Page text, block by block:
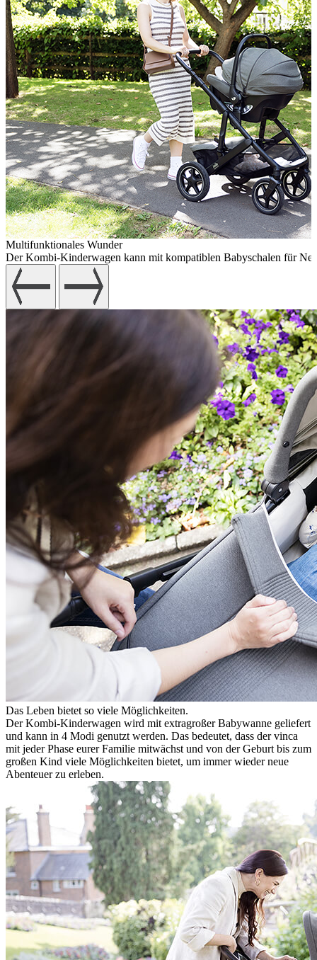
Multifunktionales Wunder
Der Kombi-Kinderwagen kann mit kompatiblen Babyschalen für
Das Leben bietet so viele Möglichkeiten.
Der Kombi-Kinderwagen wird mit extragroßer Babywanne geliefert
und kann in 4 Modi genutzt werden. Das bedeutet, dass der vinca
mit jeder Phase eurer Familie mitwächst und von der Geburt bis zum
großen Kind viele Möglichkeiten bietet, um immer wieder neue
Abenteuer zu erleben.